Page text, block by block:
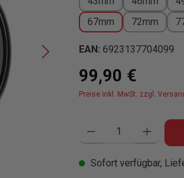
67mm
72mm
EAN: 6923137704099
Regulärer Preis:
99,90 €
Preise inkl. MwSt. zzgl.
Produkt Anzahl: Gib den
Sofort verfügbar,